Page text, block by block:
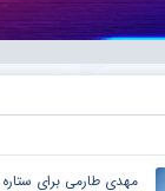
مهدی طارمی برای